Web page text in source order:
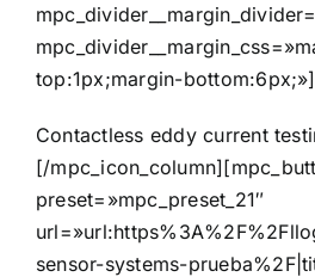
top:1px;margin-bottom:6px;»]
Contactless eddy current
[/
preset=»mpc_preset_21″
sensor-systems-